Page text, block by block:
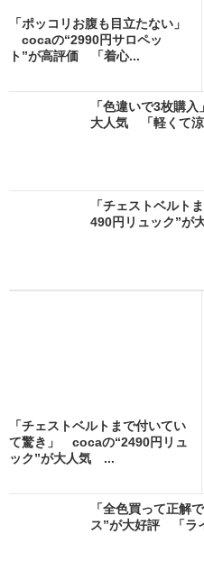
「ポッコリお腹も目立たない」
cocaの“2990円サロペッ
ト”が高評価 「着心...
「色違いで3枚購
大人気 「軽くて
「チェストベル
490円リュック”が
「チェストベルトまで付いてい
て驚き」 cocaの“2490円リュ
ック”が大人気 ...
「全色買って正解
ス”が大好評 「ラ